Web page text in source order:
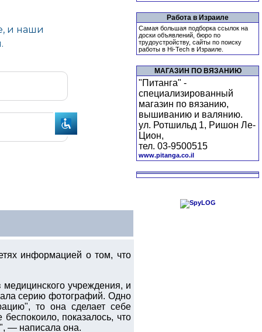
информацией о том, что
учреждения, и
серию фотографий. Одно
то она сделает себе
показалось, что
— написала она.
Работа в Израиле
Самая большая подборка ссылок на
доски объявлений, бюро по
трудоустройству, сайты по поиску
работы в Hi-Tech в Израиле.
МАГАЗИН ПО ВЯЗАНИЮ
"Питанга" -
специализированный
магазин по вязанию,
вышиванию и валянию.
ул. Ротшильд 1, Ришон Ле-
Цион,
тел. 03-9500515
www.pitanga.co.il